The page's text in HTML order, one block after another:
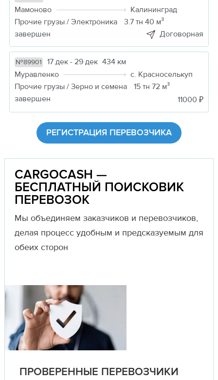
Мамоново
Калининград
Прочие грузы / Электроника
3.7 тн 40 м³
завершен
Договорная
№89901 17 дек - 29 дек 434 км
Муравленко
с. Красноселькуп
Прочие грузы / Зерно и семена
15 тн 72 м³
завершен
11000 ₽
РЕГИСТРАЦИЯ ПЕРЕВОЗЧИКА
CARGOCASH —
БЕСПЛАТНЫЙ ПОИСКОВИК
ПЕРЕВОЗОК
Мы объединяем заказчиков и перевозчиков,
делая процесс удобным и предсказуемым для
обеих сторон
ПРОВЕРЕННЫЕ ПЕРЕВОЗЧИКИ